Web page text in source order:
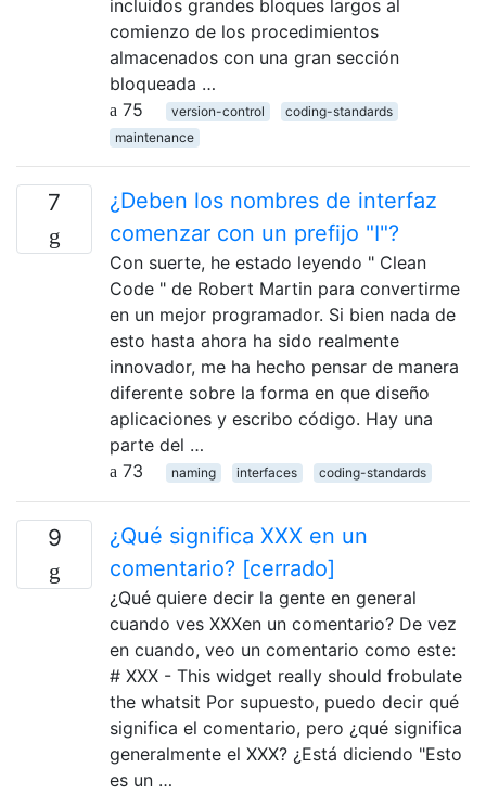
incluidos grandes bloques largos al
comienzo de los procedimientos
almacenados con una gran sección
bloqueada …
75
version-control
coding-standards
maintenance
7
¿Deben los nombres de interfaz
comenzar con un prefijo "I"?
Con suerte, he estado leyendo " Clean
Code " de Robert Martin para convertirme
en un mejor programador. Si bien nada de
esto hasta ahora ha sido realmente
innovador, me ha hecho pensar de manera
diferente sobre la forma en que diseño
aplicaciones y escribo código. Hay una
parte del …
73
naming interfaces coding-standards
9
¿Qué significa XXX en un
comentario? [cerrado]
¿Qué quiere decir la gente en general
cuando ves XXXen un comentario? De vez
en cuando, veo un comentario como este:
# XXX - This widget really should frobulate
the whatsit Por supuesto, puedo decir qué
significa el comentario, pero ¿qué significa
generalmente el XXX? ¿Está diciendo "Esto
es un …